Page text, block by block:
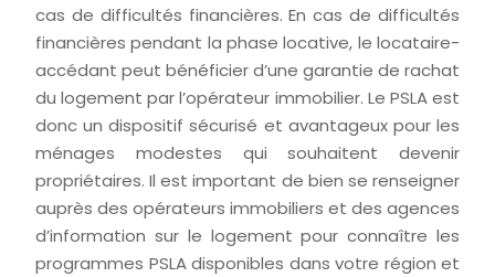
cas de difficultés financières. En cas de difficultés
financières pendant la phase locative, le locataire-
accédant peut bénéficier d’une garantie de rachat
du logement par l’opérateur immobilier. Le PSLA est
donc un dispositif sécurisé et avantageux pour les
ménages modestes qui souhaitent devenir
propriétaires. Il est important de bien se renseigner
auprès des opérateurs immobiliers et des agences
d’information sur le logement pour connaître les
programmes PSLA disponibles dans votre région et